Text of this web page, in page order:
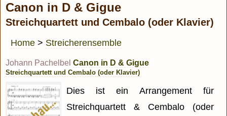
Canon in D & Gigue
Streichquartett und Cembalo (oder Klavier)
Home > Streicherensemble
Johann Pachelbel Canon in D & Gigue
Streichquartett und Cembalo (oder Klavier)
Dies ist ein Arrangement für
Streichquartett & Cembalo (oder